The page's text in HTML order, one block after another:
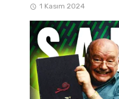
1 Kasım 2024